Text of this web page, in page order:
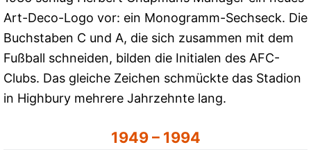
Art-Deco-Logo vor: ein Monogramm-Sechseck. Die
Buchstaben C und A, die sich zusammen mit dem
Fußball schneiden, bilden die Initialen des AFC-
Clubs. Das gleiche Zeichen schmückte das Stadion
in Highbury mehrere Jahrzehnte lang.
1949 – 1994